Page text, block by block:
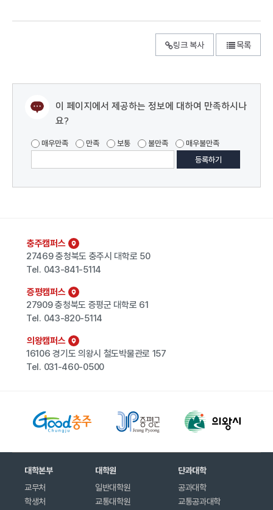
링크 복사 목록
이 페이지에서 제공하는 정보에 대하여 만족하시나
요?
매우만족 만족 보통 불만족 매우불만족
충주캠퍼스
27469 충청북도 충주시 대학로 50
Tel. 043-841-5114
증평캠퍼스
27909 충청북도 증평군 대학로 61
Tel. 043-820-5114
의왕캠퍼스
16106 경기도 의왕시 철도박물관로 157
Tel. 031-460-0500
대학본부
교무처
학생처
대학원
일반대학원
교통대학원
단과대학
공과대학
교통공과대학